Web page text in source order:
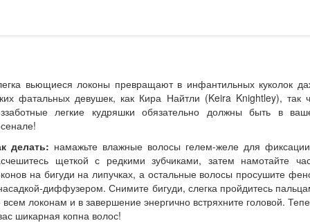
вьющиеся локоны превращают в инфантильных куколок
фатальных девушек, как Кира Найтли (Keira Knightley), так
легкие кудряшки обязательно должны быть в
делать: намажьте влажные волосы гелем-желе для
щеткой с редкими зубчиками, затем намотайте
на бигуди на липучках, а остальные волосы просушите
диффузером. Снимите бигуди, слегка пройдитесь
всем локонам и в завершение энергично встряхните головой.
шикарная копна волос!